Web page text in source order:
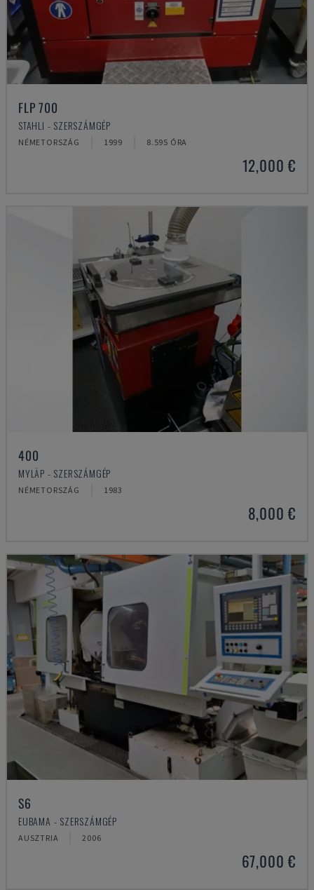
FLP 700
STAHLI - SZERSZÁMGÉP
NÉMETORSZÁG 1999 8.595 ÓRA
12,000 €
400
MYLÄP - SZERSZÁMGÉP
NÉMETORSZÁG 1983
8,000 €
S6
EUBAMA - SZERSZÁMGÉP
AUSZTRIA 2006
67,000 €